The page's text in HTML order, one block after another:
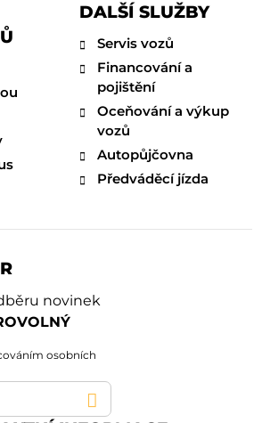
DALŠÍ SLUŽBY
Servis vozů
Financování a
pojištění
Oceňování a výkup
vozů
Autopůjčovna
Předváděcí jízda
novinek
osobních